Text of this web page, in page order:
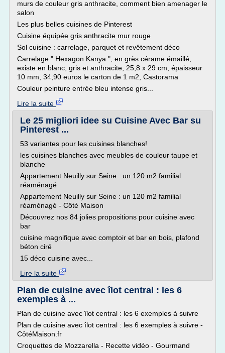
murs de couleur gris anthracite, comment bien amenager le
salon
Les plus belles cuisines de Pinterest
Cuisine équipée gris anthracite mur rouge
Sol cuisine : carrelage, parquet et revêtement déco
Carrelage " Hexagon Kanya ", en grès cérame émaillé,
existe en blanc, gris et anthracite, 25,8 x 29 cm, épaisseur
10 mm, 34,90 euros le carton de 1 m2, Castorama
Couleur peinture entrée bleu intense gris...
Lire la suite
Le 25 migliori idee su Cuisine Avec Bar su
Pinterest ...
53 variantes pour les cuisines blanches!
les cuisines blanches avec meubles de couleur taupe et
blanche
Appartement Neuilly sur Seine : un 120 m2 familial
réaménagé
Appartement Neuilly sur Seine : un 120 m2 familial
réaménagé - Côté Maison
Découvrez nos 84 jolies propositions pour cuisine avec
bar
cuisine magnifique avec comptoir et bar en bois, plafond
béton ciré
15 déco cuisine avec...
Lire la suite
Plan de cuisine avec îlot central : les 6
exemples à ...
Plan de cuisine avec îlot central : les 6 exemples à suivre
Plan de cuisine avec îlot central : les 6 exemples à suivre -
CôtéMaison.fr
Croquettes de Mozzarella - Recette vidéo - Gourmand